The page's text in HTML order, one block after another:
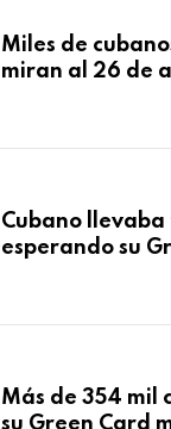
Miles de
miran al 26 de
Cubano llevaba
esperando su
Más de 354 mil
su Green Card